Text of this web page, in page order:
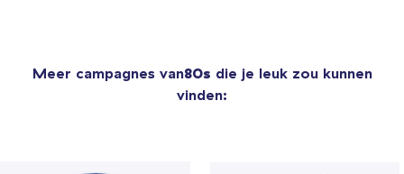
Meer campagnes van80s die je leuk zou kunnen
vinden: